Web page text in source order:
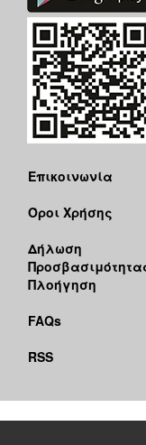
Επικοινωνία
Όροι Χρήσης
Δήλωση
Πλοήγηση
FAQs
RSS